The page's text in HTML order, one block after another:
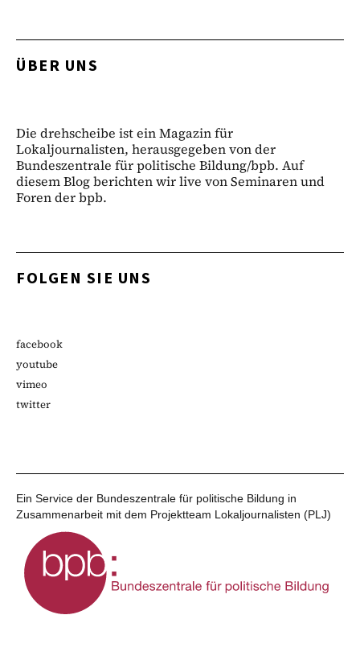
ÜBER UNS
Die drehscheibe ist ein Magazin für
Lokaljournalisten, herausgegeben von der
Bundeszentrale für politische Bildung/bpb. Auf
diesem Blog berichten wir live von Seminaren und
Foren der bpb.
FOLGEN SIE UNS
facebook
youtube
vimeo
twitter
Ein Service der Bundeszentrale für politische Bildung in
Zusammenarbeit mit dem Projektteam Lokaljournalisten (PLJ)